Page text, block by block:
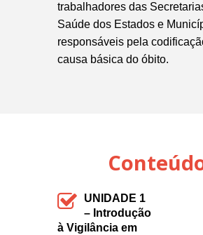
trabalhadores das
Saúde dos Estados e
responsáveis pela
causa básica do óbito.
UNIDADE 1
– Introdução
à Vigilância em